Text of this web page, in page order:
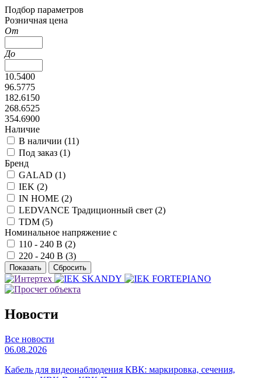
Подбор параметров
Розничная цена
От
До
10.5400
96.5775
182.6150
268.6525
354.6900
Наличие
В наличии (11)
Под заказ (1)
Бренд
GALAD (1)
IEK (2)
IN HOME (2)
LEDVANCE Традиционный свет (2)
TDM (5)
Номинальное напряжение с
110 - 240 В (2)
220 - 240 В (3)
Новости
Все новости
06.08.2026
Кабель для видеонаблюдения КВК: маркировка, сечения,